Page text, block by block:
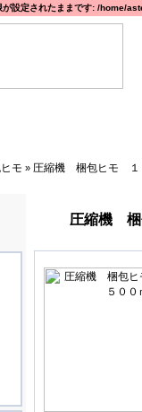
設定されたままです: /
モ » 圧縮機 梱包ヒモ １
圧縮機 梱